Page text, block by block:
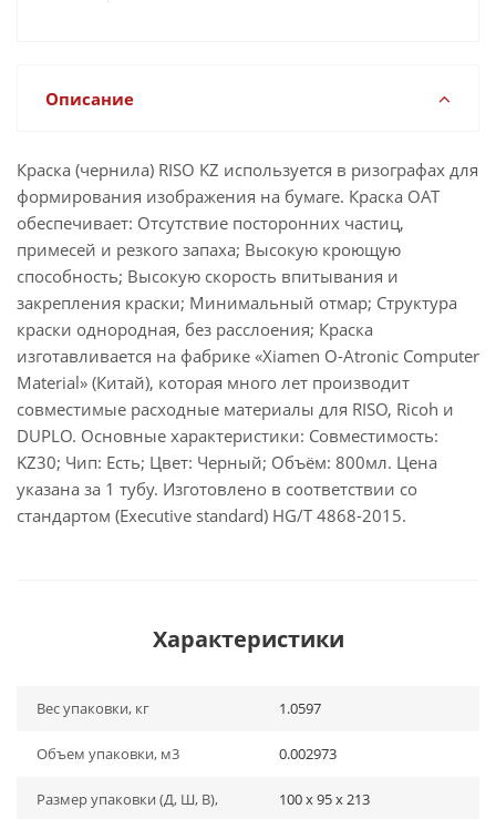
Описание
Краска (чернила) RISO KZ используется в ризографах для
формирования изображения на бумаге. Краска ОАТ
обеспечивает: Отсутствие посторонних частиц,
примесей и резкого запаха; Высокую кроющую
способность; Высокую скорость впитывания и
закрепления краски; Минимальный отмар; Структура
краски однородная, без расслоения; Краска
изготавливается на фабрике «Xiamen O-Atronic Computer
Material» (Китай), которая много лет производит
совместимые расходные материалы для RISO, Ricoh и
DUPLO. Основные характеристики: Совместимость:
KZ30; Чип: Есть; Цвет: Черный; Объём: 800мл. Цена
указана за 1 тубу. Изготовлено в соответствии со
стандартом (Executive standard) HG/T 4868-2015.
Характеристики
Вес упаковки, кг 1.0597
Объем упаковки, м3 0.002973
Размер упаковки (Д, Ш, В),
100 x 95 x 213